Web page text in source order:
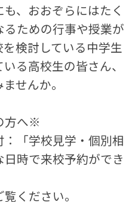
、おおぞらにはたく
ための行事や授業が
検討している中学生
る高校生の皆さん、
せんか。
方へ※
「学校見学・個別相
時で来校予約ができ
ください。